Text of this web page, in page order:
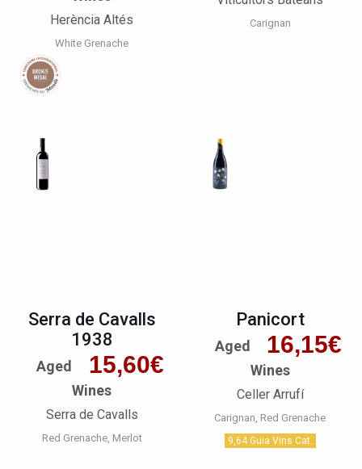
Herència Altés
White Grenache
Carignan
Serra de Cavalls
1938
15,60€
Aged
Wines
Serra de Cavalls
Red Grenache Merlot
Panicort
16,15€
Aged
Wines
Celler Arrufí
Carignan Red Grenache
9,64 Guia Vins Cat.